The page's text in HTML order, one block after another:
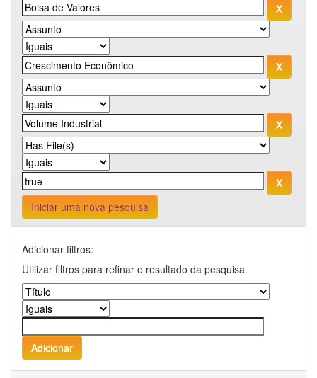
Iniciar uma nova pesquisa
Adicionar filtros:
Utilizar filtros para refinar o resultado da pesquisa.